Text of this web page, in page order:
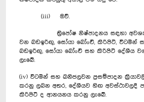
(iii) ඔව්.
ත්‍රිපෝෂ නිෂ්පාදනය සඳහා අවශ්‍ය වන
වන බඩඉරිඟු, සෝයා බෝංචි, කිරිපිටි, විටමින්
බඩඉරිඟු, සෝයා බෝංචි සහ කිරිපිටි දේශීය
ලැබේ.
(iv) විටමින් සහ ඛනිජලවන ප්‍රසම්පාදන
කරනු ලබන අතර, දේශීයව හිඟ අවස්ථාවලදී
කිරිපිටි ද ආනයනය කරනු ලැබේ.